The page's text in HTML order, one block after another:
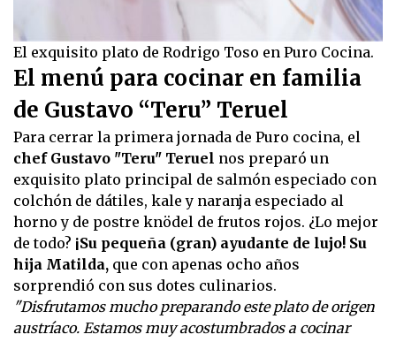
El exquisito plato de Rodrigo Toso en Puro Cocina.
El menú para cocinar en familia
de Gustavo “Teru” Teruel
Para cerrar la primera jornada de Puro cocina, el
chef Gustavo "Teru" Teruel nos preparó un
exquisito plato principal de salmón especiado con
colchón de dátiles, kale y naranja especiado al
horno y de postre knödel de frutos rojos. ¿Lo mejor
de todo? ¡Su pequeña (gran) ayudante de lujo! Su
hija Matilda, que con apenas ocho años
sorprendió con sus dotes culinarios.
"Disfrutamos mucho preparando este plato de origen
austríaco. Estamos muy acostumbrados a cocinar